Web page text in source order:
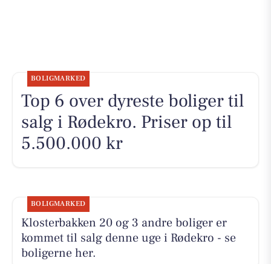
BOLIGMARKED
Top 6 over dyreste boliger til
salg i Rødekro. Priser op til
5.500.000 kr
BOLIGMARKED
Klosterbakken 20 og 3 andre boliger er
kommet til salg denne uge i Rødekro - se
boligerne her.